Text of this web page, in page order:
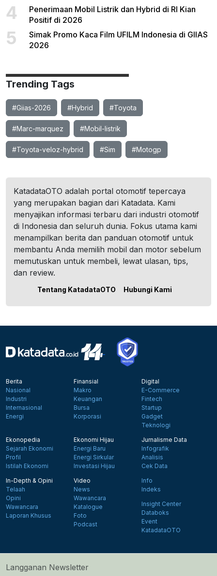
4
Penerimaan Mobil Listrik dan Hybrid di RI Kian
Positif di 2026
5
Simak Promo Kaca Film UFILM Indonesia di GIIAS
2026
Trending Tags
#Giias-2026 #Hybrid #Toyota
#Marc-marquez #Mobil-listrik
#Toyota-veloz-hybrid #Sim #Motogp
KatadataOTO adalah portal otomotif tepercaya
yang merupakan bagian dari Katadata. Kami
menyajikan informasi terbaru dari industri otomotif
di Indonesia dan seluruh dunia. Fokus utama kami
menampilkan berita dan panduan otomotif untuk
membantu Anda memilih mobil dan motor sebelum
memutuskan untuk membeli, lewat ulasan, tips,
dan review.
Tentang KatadataOTO Hubungi Kami
Berita
Nasional
Industri
Internasional
Energi
Finansial
Makro
Keuangan
Bursa
Korporasi
Digital
E-Commerce
Fintech
Startup
Gadget
Teknologi
Ekonopedia
Sejarah Ekonomi
Profil
Istilah Ekonomi
Ekonomi Hijau
Energi Baru
Energi Sirkular
Investasi Hijau
Jurnalisme Data
Infografik
Analisis
Cek Data
In-Depth & Opini
Telaah
Opini
Wawancara
Laporan Khusus
Video
News
Wawancara
Katalogue
Foto
Podcast
Info
Indeks
Insight Center
Databoks
Event
KatadataOTO
Langganan Newsletter